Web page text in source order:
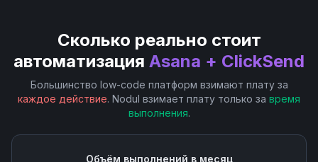
Get User
List User Projects
Search Sections
Сколько реально стоит
автоматизация Asana + ClickSend
Большинство low-code платформ взимают плату за
каждое действие. Nodul взимает плату только за время
выполнения.
Объём выполнений в месяц